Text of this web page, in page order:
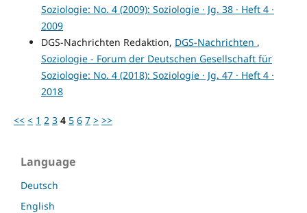
Soziologie: No. 4 (2009): Soziologie · Jg. 38 · Heft 4 ·
2009
DGS-Nachrichten Redaktion, DGS-Nachrichten ,
Soziologie - Forum der Deutschen Gesellschaft für
Soziologie: No. 4 (2018): Soziologie · Jg. 47 · Heft 4 ·
2018
<< < 1 2 3 4 5 6 7 > >>
Language
Deutsch
English